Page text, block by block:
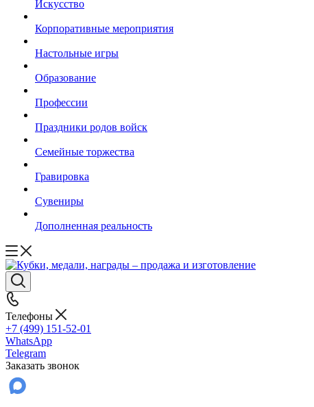
Искусство
Корпоративные мероприятия
Настольные игры
Образование
Профессии
Праздники родов войск
Семейные торжества
Гравировка
Сувениры
Дополненная реальность
Телефоны
+7 (499) 151-52-01
WhatsApp
Telegram
Заказать звонок